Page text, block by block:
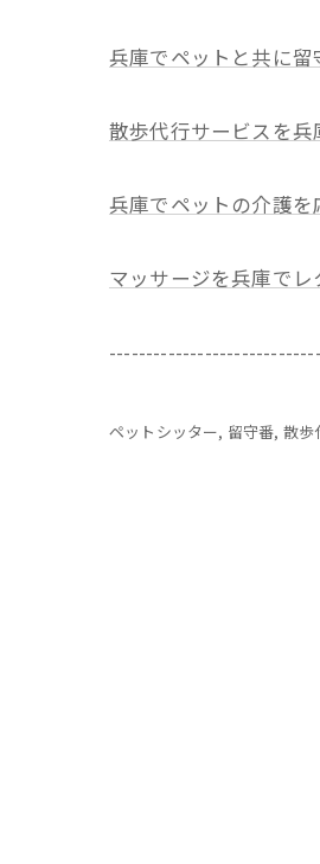
兵庫でペットと共に留
散歩代行サービスを兵
兵庫でペットの介護を
マッサージを兵庫でレ
ペットシッター 留守番 散歩